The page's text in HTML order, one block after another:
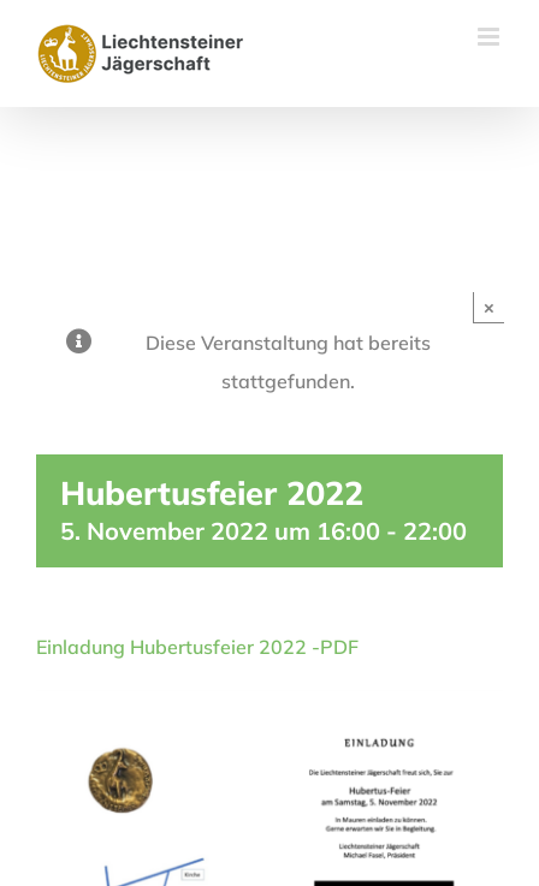
Diese Veranstaltung hat bereits
stattgefunden.
×
Hubertusfeier 2022
5. November 2022 um 16:00 - 22:00
Einladung Hubertusfeier 2022 -PDF